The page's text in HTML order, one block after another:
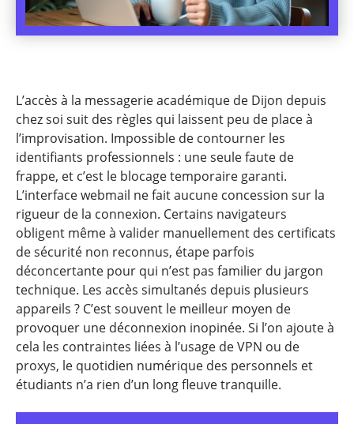
L’accès à la messagerie académique de Dijon depuis
chez soi suit des règles qui laissent peu de place à
l’improvisation. Impossible de contourner les
identifiants professionnels : une seule faute de
frappe, et c’est le blocage temporaire garanti.
L’interface webmail ne fait aucune concession sur la
rigueur de la connexion. Certains navigateurs
obligent même à valider manuellement des certificats
de sécurité non reconnus, étape parfois
déconcertante pour qui n’est pas familier du jargon
technique. Les accès simultanés depuis plusieurs
appareils ? C’est souvent le meilleur moyen de
provoquer une déconnexion inopinée. Si l’on ajoute à
cela les contraintes liées à l’usage de VPN ou de
proxys, le quotidien numérique des personnels et
étudiants n’a rien d’un long fleuve tranquille.